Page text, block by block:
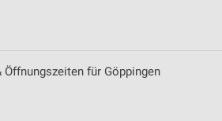
für Göppingen